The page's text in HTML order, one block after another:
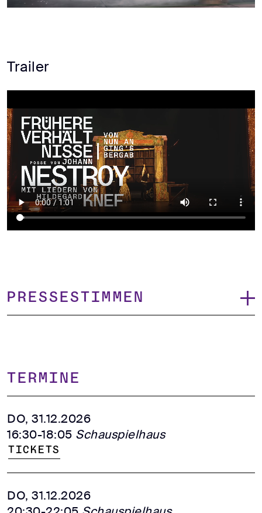
Trailer
Pressestimmen
TERMINE
DO, 31.12.2026
16:30-18:05 Schauspielhaus
Tickets
DO, 31.12.2026